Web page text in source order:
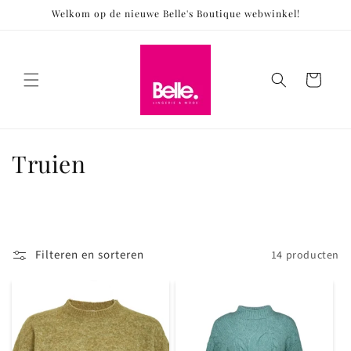
naar deWelkom op de nieuwe Belle's Boutique webwinkel!
Winkelwagen
C
l
c
Truien
Filteren en sorteren 14 producten